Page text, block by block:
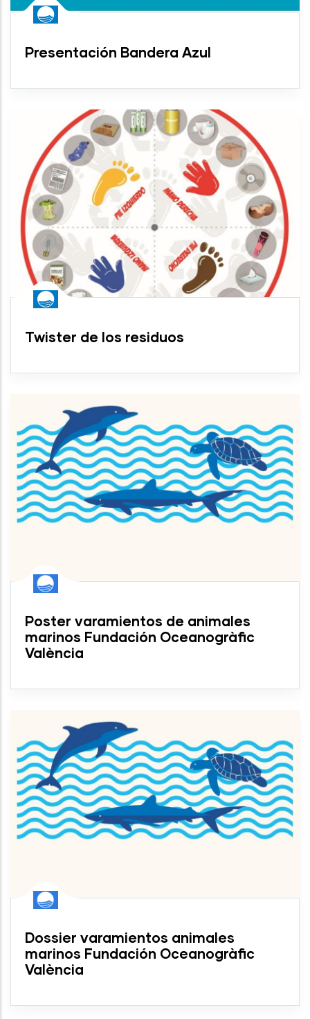
Presentación Bandera Azul
Twister de los residuos
Poster varamientos de animales
marinos Fundación Oceanogràfic
València
Dossier varamientos animales
marinos Fundación Oceanogràfic
València